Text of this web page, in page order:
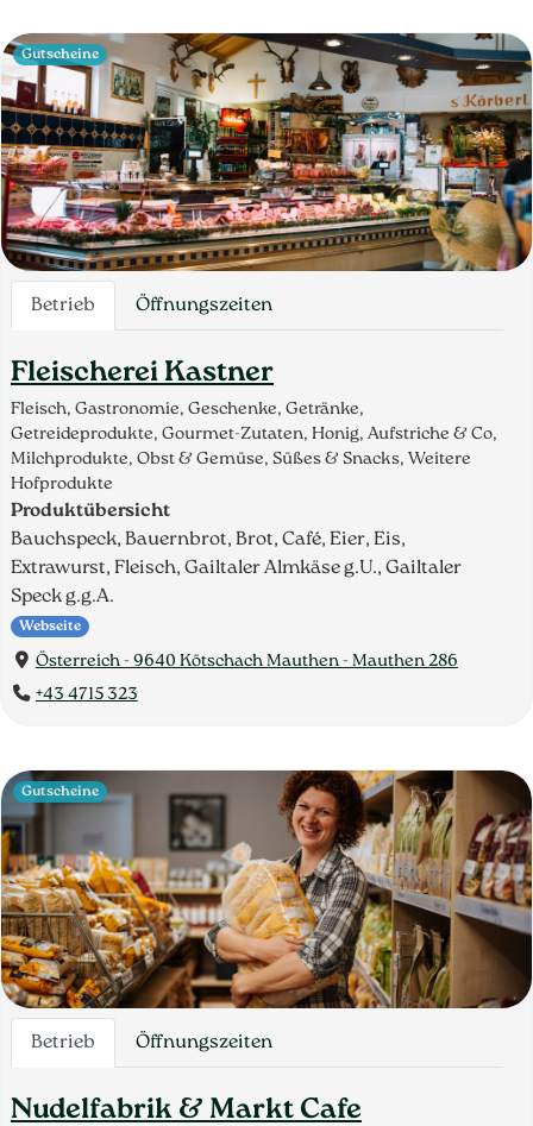
Betrieb Öffnungszeiten
Fleischerei Kastner
Fleisch, Gastronomie, Geschenke, Getränke,
Getreideprodukte, Gourmet-Zutaten, Honig, Aufstriche & Co,
Milchprodukte, Obst & Gemüse, Süßes & Snacks, Weitere
Hofprodukte
Produktübersicht
Bauchspeck, Bauernbrot, Brot, Café, Eier, Eis,
Extrawurst, Fleisch, Gailtaler Almkäse g.U., Gailtaler
Speck g.g.A.
Webseite
Österreich - 9640 Kötschach Mauthen - Mauthen 286
+43 4715 323
Gutscheine
Betrieb Öffnungszeiten
Nudelfabrik & Markt Cafe
Gutscheine